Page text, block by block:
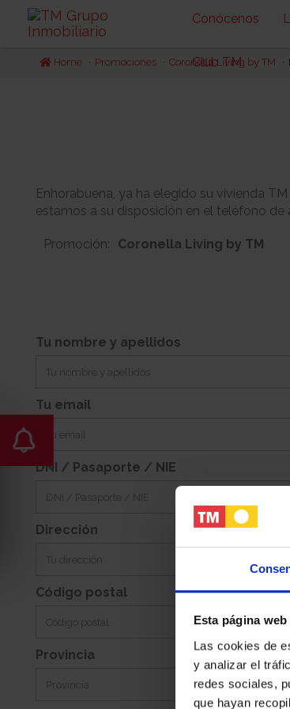
Esta página
Las cookies de
y analizar el
redes sociales,
que hayan
Conócenos
Club TM
Home Promociones Coronella Living by TM
Enhorabuena, ya ha elegido su vivienda
estamos a su disposición en el teléfono de
Promoción: Coronella Living by TM
1
Jardin: 34m2
Tu nombre y apellidos
Tu email
DNI / Pasaporte / NIE
Dirección
Código postal
Provincia